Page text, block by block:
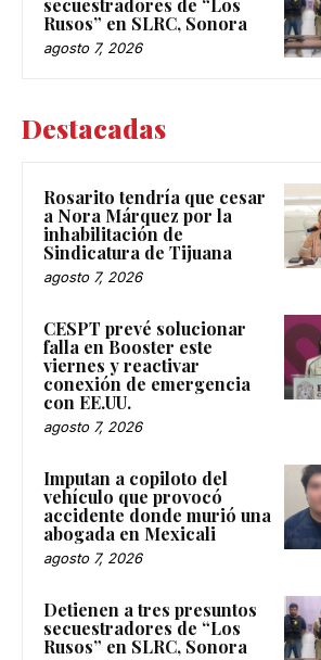
secuestradores de “Los
Rusos” en SLRC, Sonora
agosto 7, 2026
Destacadas
Rosarito tendría que cesar
a Nora Márquez por la
inhabilitación de
Sindicatura de Tijuana
agosto 7, 2026
CESPT prevé solucionar
falla en Booster este
viernes y reactivar
conexión de emergencia
con EE.UU.
agosto 7, 2026
Imputan a copiloto del
vehículo que provocó
accidente donde murió una
abogada en Mexicali
agosto 7, 2026
Detienen a tres presuntos
secuestradores de “Los
Rusos” en SLRC, Sonora